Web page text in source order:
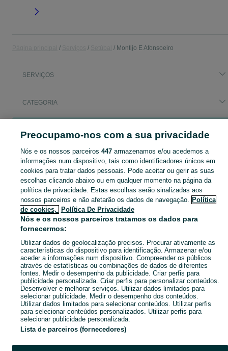
Montijo E Afonsoeiro
SERVIÇOS
CATEGORIA
depilacao a cera massagens homens gays café
Navegue pelos últimos anúncios de Serviços em Montijo E Afonsoeiro no OLX Portugal. Compre e venda produtos locais com facilidade e segurança. Mostrar
Mapa do site
Mapa das freguesias
Mapa de mini-sites
Pesquisas populares
Preocupamo-nos com a sua privacidade
Nós e os nossos parceiros 447armazenamos e/ou acedemos a
informações num dispositivo, tais como identificadores únicos em
cookies para tratar dados pessoais. Pode aceitar ou gerir as suas
escolhas clicando abaixo ou em qualquer momento na página da
política de privacidade. Estas escolhas serão sinalizadas aos
nossos parceiros e não afetarão os dados de navegação. Política
de cookies,
Política De Privacidade
Nós e os nossos parceiros tratamos os dados para
fornecermos:
Utilizar dados de geolocalização precisos. Procurar ativamente as
características do dispositivo para identificação. Armazenar e/ou
aceder a informações num dispositivo. Compreender os públicos
através de estatísticas ou combinações de dados de diferentes
fontes. Medir o desempenho da publicidade. Criar perfis para
publicidade personalizada. Criar perfis para personalizar conteúdos.
Desenvolver e melhorar serviços. Utilizar dados limitados para
selecionar publicidade. Medir o desempenho dos conteúdos.
Utilizar dados limitados para selecionar conteúdos. Utilizar perfis
para selecionar conteúdos personalizados. Utilizar perfis para
selecionar publicidade personalizada.
Lista de parceiros (fornecedores)